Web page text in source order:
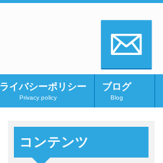
イバシーポリシー
Privacy policy
ブログ
Blog
コンテンツ